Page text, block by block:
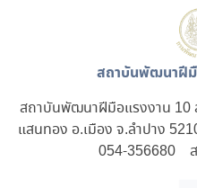
สถาบันพัฒนาฝีมื
สถาบันพัฒนาฝีมือแรงงาน 10
แสนทอง อ.เมือง จ.ลำปาง
054-356680